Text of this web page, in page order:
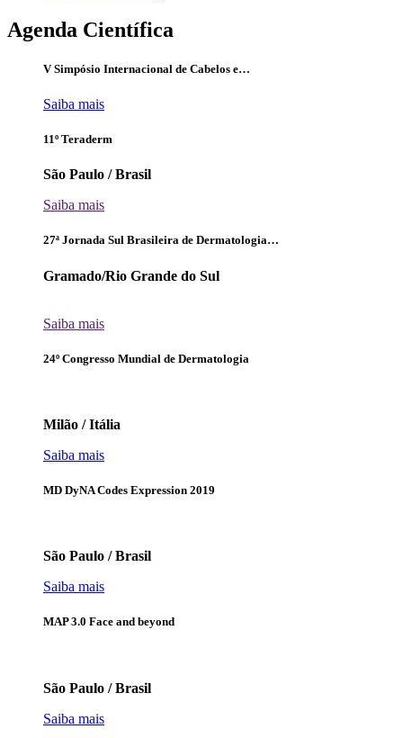
Agenda Científica
V Simpósio Internacional de Cabelos e…
Saiba mais
11º Teraderm
São Paulo / Brasil
Saiba mais
27ª Jornada Sul Brasileira de Dermatologia…
Gramado/Rio Grande do Sul
Saiba mais
24º Congresso Mundial de Dermatologia
Milão / Itália
Saiba mais
MD DyNA Codes Expression 2019
São Paulo / Brasil
Saiba mais
MAP 3.0 Face and beyond
São Paulo / Brasil
Saiba mais